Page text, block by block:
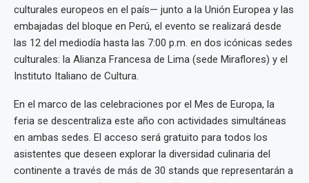
culturales europeos en el país— junto a la Unión Europea y las
embajadas del bloque en Perú, el evento se realizará desde
las 12 del mediodía hasta las 7:00 p.m. en dos icónicas sedes
culturales: la Alianza Francesa de Lima (sede Miraflores) y el
Instituto Italiano de Cultura.
En el marco de las celebraciones por el Mes de Europa, la
feria se descentraliza este año con actividades simultáneas
en ambas sedes. El acceso será gratuito para todos los
asistentes que deseen explorar la diversidad culinaria del
continente a través de más de 30 stands que representarán a